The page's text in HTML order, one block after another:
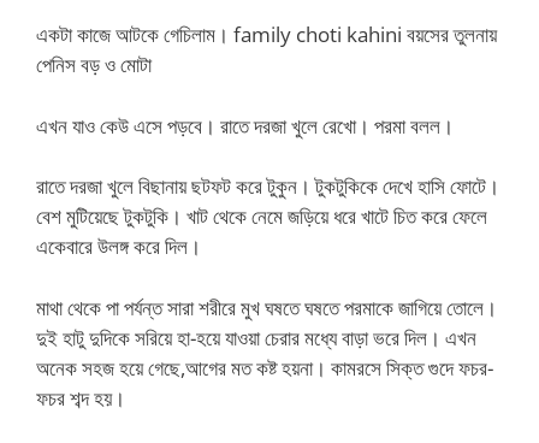
একটা কাজে আটকে গেচিলাম। family choti kahini বয়সের তুলনায়
পেনিস বড় ও মোটা
এখন যাও কেউ এসে পড়বে। রাতে দরজা খুলে রেখো। পরমা বলল।
রাতে দরজা খুলে বিছানায় ছটফট করে টুকুন। টুকটুকিকে দেখে হাসি ফোটে।
বেশ মুটিয়েছে টুকটুকি। খাট থেকে নেমে জড়িয়ে ধরে খাটে চিত করে ফেলে
একেবারে উলঙ্গ করে দিল।
মাথা থেকে পা পর্যন্ত সারা শরীরে মুখ ঘষতে ঘষতে পরমাকে জাগিয়ে তোলে।
দুই হাটু দুদিকে সরিয়ে হা-হয়ে যাওয়া চেরার মধ্যে বাড়া ভরে দিল। এখন
অনেক সহজ হয়ে গেছে,আগের মত কষ্ট হয়না। কামরসে সিক্ত গুদে ফচর-
ফচর শব্দ হয়।